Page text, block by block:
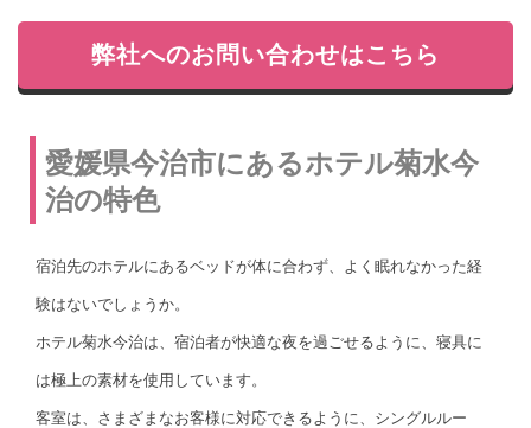
弊社へのお問い合わせはこちら
愛媛県今治市にあるホテル菊水今
治の特色
宿泊先のホテルにあるベッドが体に合わず、よく眠れなかった経
験はないでしょうか。
ホテル菊水今治は、宿泊者が快適な夜を過ごせるように、寝具に
は極上の素材を使用しています。
客室は、さまざまなお客様に対応できるように、シングルルー